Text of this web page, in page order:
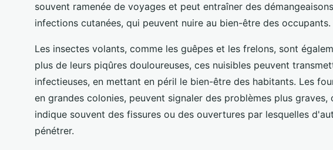
souvent ramenée de voyages et peut entraîner des
infections cutanées, qui peuvent nuire au bien-être des occupants.
Les insectes volants, comme les guêpes et les frelons, sont
plus de leurs piqûres douloureuses, ces nuisibles peuvent
infectieuses, en mettant en péril le bien-être des habitants. Les
en grandes colonies, peuvent signaler des problèmes plus graves,
indique souvent des fissures ou des ouvertures par lesquelles
pénétrer.